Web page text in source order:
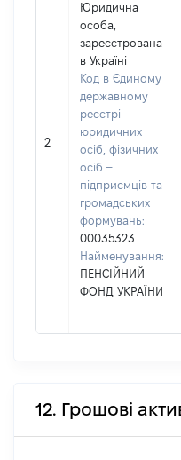
2
Юридична
особа,
зареєстрована
в Україні
Код в Єдиному
державному
реєстрі
юридичних
осіб, фізичних
осіб –
підприємців та
громадських
формувань:
00035323
Найменування:
ПЕНСІЙНИЙ
ФОНД УКРАЇНИ
12. Грошові